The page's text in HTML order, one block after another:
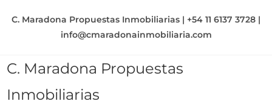
C. Maradona Propuestas Inmobiliarias | +54 11 6137 3728 |
info@cmaradonainmobiliaria.com
C. Maradona Propuestas
Inmobiliarias